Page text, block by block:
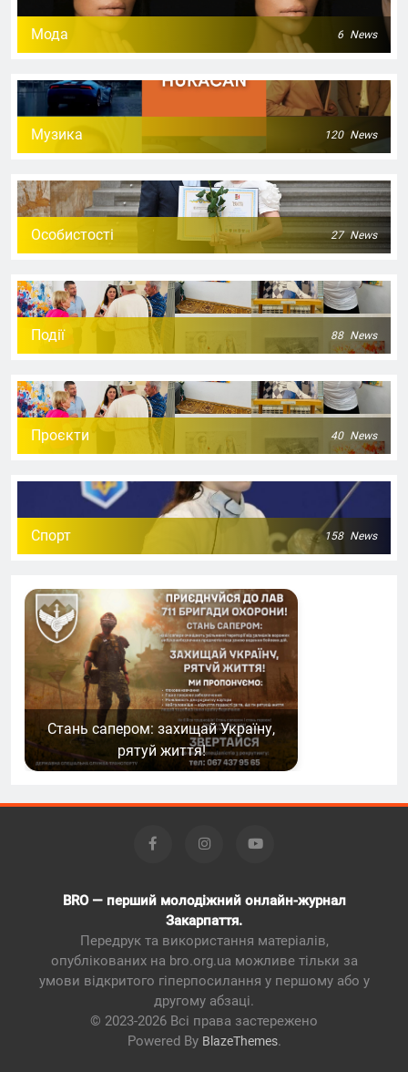
Мода 6 News
Музика 120 News
Особистості 27 News
Події 88 News
Проєкти 40 News
Спорт 158 News
Стань сапером: захищай Україну,
рятуй життя!
BRO — перший молодіжний онлайн-журнал
Закарпаття.
Передрук та використання матеріалів,
опублікованих на bro.org.ua можливе тільки за
умови відкритого гіперпосилання у першому або у
другому абзаці.
© 2023-2026 Всі права застережено
Powered By BlazeThemes.